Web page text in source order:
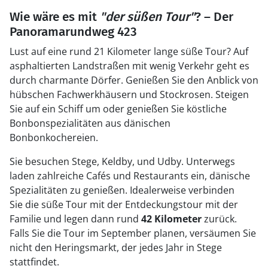
Wie wäre es mit "der süßen Tour"? – Der
Panoramarundweg 423
Lust auf eine rund 21 Kilometer lange süße Tour? Auf
asphaltierten Landstraßen mit wenig Verkehr geht es
durch charmante Dörfer. Genießen Sie den Anblick von
hübschen Fachwerkhäusern und Stockrosen. Steigen
Sie auf ein Schiff um oder genießen Sie köstliche
Bonbonspezialitäten aus dänischen
Bonbonkochereien.
Sie besuchen Stege, Keldby, und Udby. Unterwegs
laden zahlreiche Cafés und Restaurants ein, dänische
Spezialitäten zu genießen. Idealerweise verbinden
Sie die süße Tour mit der Entdeckungstour mit der
Familie und legen dann rund 42 Kilometerzurück.
Falls Sie die Tour im September planen, versäumen Sie
nicht den Heringsmarkt, der jedes Jahr in Stege
stattfindet.